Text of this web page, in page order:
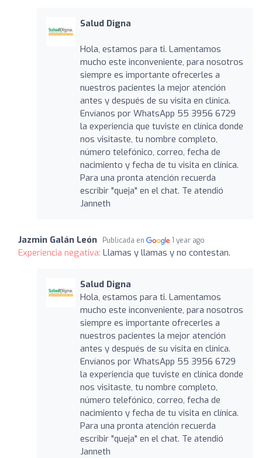
Salud Digna
Hola, estamos para ti. Lamentamos
mucho este inconveniente, para nosotros
siempre es importante ofrecerles a
nuestros pacientes la mejor atención
antes y después de su visita en clínica.
Envíanos por WhatsApp 55 3956 6729
la experiencia que tuviste en clínica donde
nos visitaste, tu nombre completo,
número telefónico, correo, fecha de
nacimiento y fecha de tu visita en clínica.
Para una pronta atención recuerda
escribir "queja" en el chat. Te atendió
Janneth
Jazmin Galán León Publicada en 1 year ago
Experiencia negativa: Llamas y llamas y no contestan.
Salud Digna
Hola, estamos para ti. Lamentamos
mucho este inconveniente, para nosotros
siempre es importante ofrecerles a
nuestros pacientes la mejor atención
antes y después de su visita en clínica.
Envíanos por WhatsApp 55 3956 6729
la experiencia que tuviste en clínica donde
nos visitaste, tu nombre completo,
número telefónico, correo, fecha de
nacimiento y fecha de tu visita en clínica.
Para una pronta atención recuerda
escribir "queja" en el chat. Te atendió
Janneth